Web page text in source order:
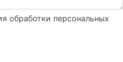
обработки персональных